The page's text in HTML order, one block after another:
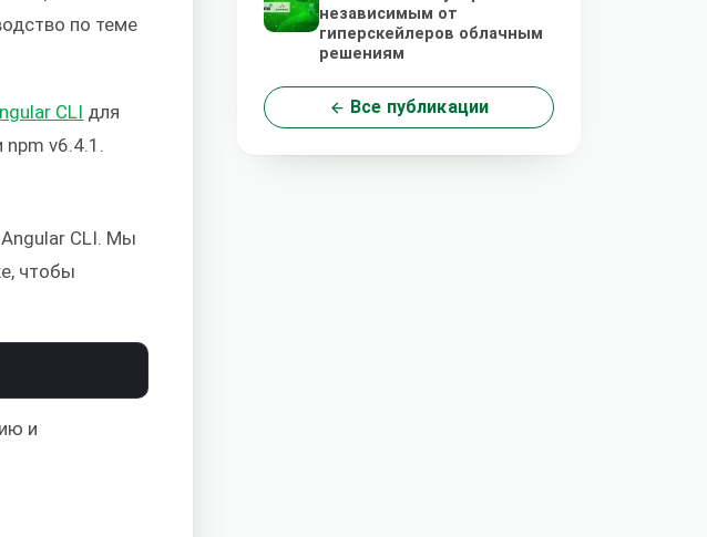
по теме
CLI для
v6.4.1.
CLI. Мы
чтобы
и
независимым от
гиперскейлеров облачным
решениям
Все публикации